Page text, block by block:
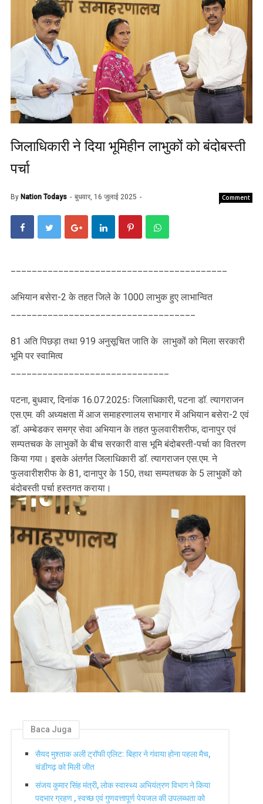
जिलाधिकारी ने दिया भूमिहीन लाभुकों को बंदोबस्ती
पर्चा
By Nation Todays बुधवार, 16 जुलाई 2025 Comment
अभियान बसेरा-2 के तहत जिले के 1000 लाभुक हुए लाभान्वित
81 अति पिछड़ा तथा 919 अनुसूचित जाति के लाभुकों को मिला सरकारी
भूमि पर स्वामित्व
पटना, बुधवार, दिनांक 16.07.2025ः जिलाधिकारी, पटना डॉ. त्यागराजन
एस.एम. की अध्यक्षता में आज समाहरणालय सभागार में अभियान बसेरा-2 एवं
डॉ. अम्बेडकर समग्र सेवा अभियान के तहत फुलवारीशरीफ, दानापुर एवं
सम्पतचक के लाभुकों के बीच सरकारी वास भूमि बंदोबस्ती-पर्चा का वितरण
किया गया। इसके अंतर्गत जिलाधिकारी डॉ. त्यागराजन एस.एम. ने
फुलवारीशरीफ के 81, दानापुर के 150, तथा सम्पतचक के 5 लाभुकों को
बंदोबस्ती पर्चा हस्तगत कराया।
Baca Juga
सैयद मुश्ताक अली ट्रॉफी एलिट: बिहार ने गंवाया होना पहला मैच,
चंडीगढ़ को मिली जीत
संजय कुमार सिंह मंत्री, लोक स्वास्थ्य अभियंत्रण विभाग ने किया
पदभार ग्रहण , स्वच्छ एवं गुणवत्तापूर्ण पेयजल की उपलब्धता को